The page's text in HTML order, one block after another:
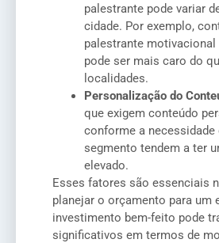
palestrante pode variar
cidade. Por exemplo,
palestrante motivacional
pode ser mais caro do
localidades.
Personalização do
que exigem conteúdo
conforme a necessidade
segmento tendem a ter
elevado.
Esses fatores são essenciais
planejar o orçamento para um
investimento bem-feito pode
significativos em termos de